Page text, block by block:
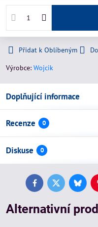
Přidat k Oblíbeným
Výrobce: Wojcik
Doplňující informace
Recenze 0
Diskuse 0
FacebookTwitter
Alternativní